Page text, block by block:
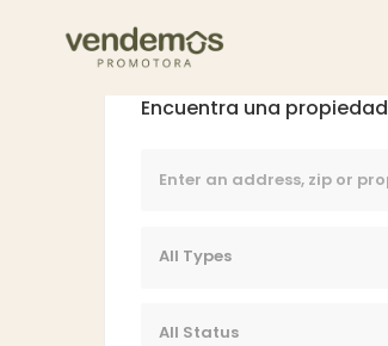
Encuentra una propiedad
All Types
All Status